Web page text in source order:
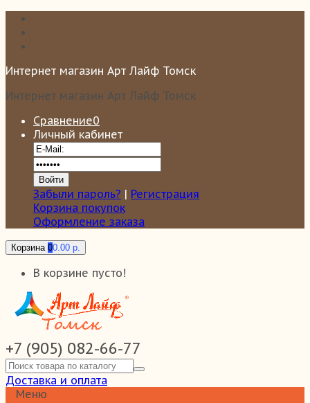
Интернет магазин Арт Лайф Томск
Интернет магазин Арт Лайф Томск
Сравнение0
Личный кабинет
Забыли пароль? | Регистрация
Корзина покупок
Оформление заказа
Корзина 00.00 р.
В корзине пусто!
+7 (905) 082-66-77
Доставка и оплата
Меню